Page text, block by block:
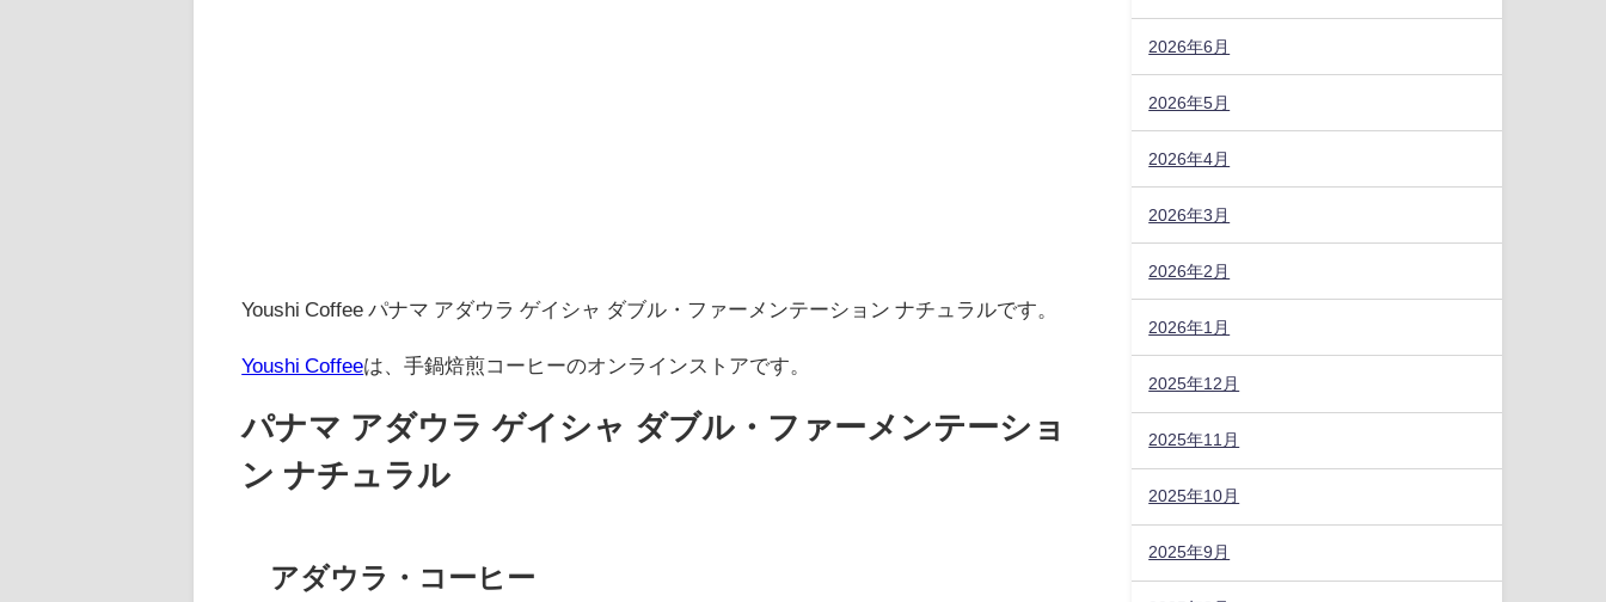
Youshi Coffee パナマ アダウラ ゲイシャ ダブル・ファーメンテーション ナチュラルです。
Youshi Coffeeは、手鍋焙煎コーヒーのオンラインストアです。
パナマ アダウラ ゲイシャ ダブル・ファーメンテーショ
ン ナチュラル
アダウラ・コーヒー
2026年6月
2026年5月
2026年4月
2026年3月
2026年2月
2026年1月
2025年12月
2025年11月
2025年10月
2025年9月